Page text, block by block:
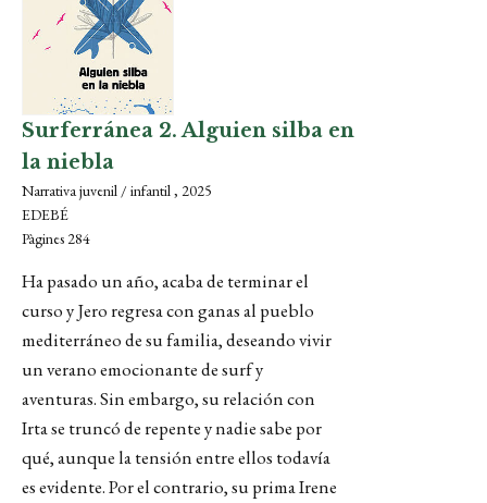
Surferránea 2. Alguien silba en
la niebla
Narrativa juvenil / infantil , 2025
EDEBÉ
Pàgines 284
Ha pasado un año, acaba de terminar el
curso y Jero regresa con ganas al pueblo
mediterráneo de su familia, deseando vivir
un verano emocionante de surf y
aventuras. Sin embargo, su relación con
Irta se truncó de repente y nadie sabe por
qué, aunque la tensión entre ellos todavía
es evidente. Por el contrario, su prima Irene